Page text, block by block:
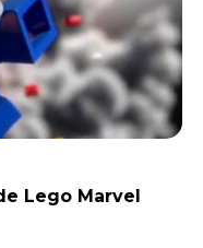
Lego Marvel